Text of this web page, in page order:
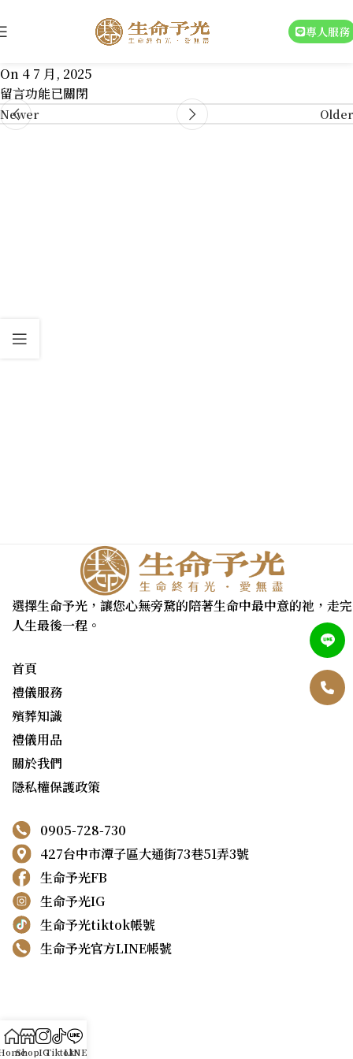
專人服務
18069362465080124
On 4 7 月, 2025
留言功能已關閉
Newer Older
選擇生命予光，讓您心無旁騖的陪著生命中最中意的祂，走完
人生最後一程。
首頁
禮儀服務
殯葬知識
禮儀用品
關於我們
隱私權保護政策
0905-728-730
427台中市潭子區大通街73巷51弄3號
生命予光FB
生命予光IG
生命予光tiktok帳號
生命予光官方LINE帳號
ShopIGTiktokLINE